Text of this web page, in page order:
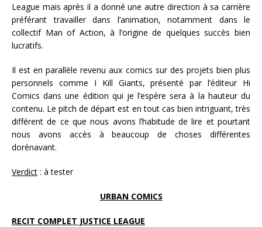
League mais après il a donné une autre direction à sa carrière
préférant travailler dans l’animation, notamment dans le
collectif Man of Action, à l’origine de quelques succès bien
lucratifs.
Il est en parallèle revenu aux comics sur des projets bien plus
personnels comme I Kill Giants, présenté par l’éditeur Hi
Comics dans une édition qui je l’espère sera à la hauteur du
contenu. Le pitch de départ est en tout cas bien intriguant, très
différent de ce que nous avons l’habitude de lire et pourtant
nous avons accès à beaucoup de choses différentes
dorénavant.
Verdict : à tester
URBAN COMICS
RECIT COMPLET JUSTICE LEAGUE